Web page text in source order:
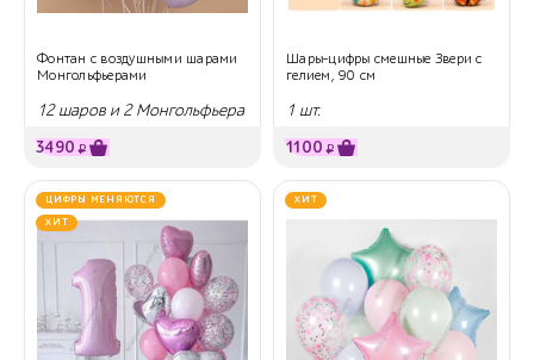
Фонтан с воздушными шарами
Монгольфьерами
12 шаров и 2 Монгольфьера
3490 ₽
Шары-цифры смешные Звери с
гелием, 90 см
1 шт.
1100 ₽
ЦИФРЫ МЕНЯЮТСЯ
ХИТ
ХИТ